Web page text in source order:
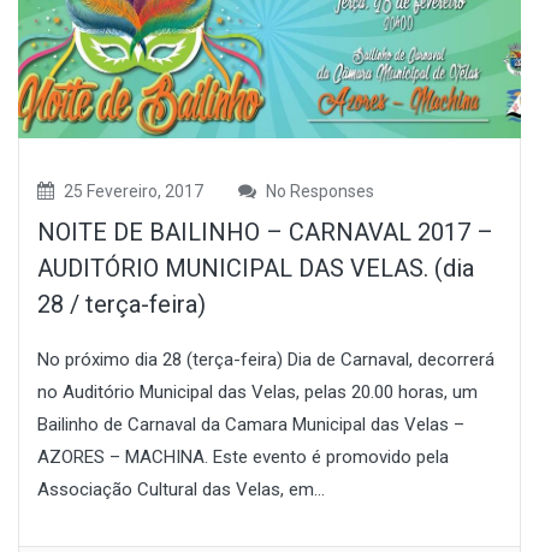
25 Fevereiro, 2017 No Responses
NOITE DE BAILINHO – CARNAVAL 2017 –
AUDITÓRIO MUNICIPAL DAS VELAS. (dia
28 / terça-feira)
No próximo dia 28 (terça-feira) Dia de Carnaval, decorrerá
no Auditório Municipal das Velas, pelas 20.00 horas, um
Bailinho de Carnaval da Camara Municipal das Velas –
AZORES – MACHINA. Este evento é promovido pela
Associação Cultural das Velas, em...